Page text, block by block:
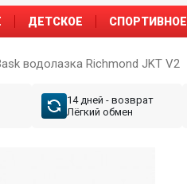
ДЕТСКОЕ СПОРТИВНОЕ
водолазка Richmond JKT V2
14 дней - возврат
Лёгкий обмен